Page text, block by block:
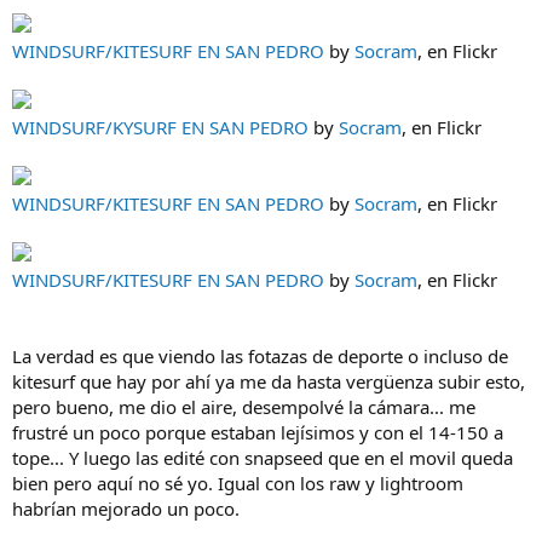
t
e
a
WINDSURF/KITESURF EN SAN PEDRO by Socram, en Flickr
WINDSURF/KYSURF EN SAN PEDRO by Socram, en Flickr
WINDSURF/KITESURF EN SAN PEDRO by Socram, en Flickr
WINDSURF/KITESURF EN SAN PEDRO by Socram, en Flickr
La verdad es que viendo las fotazas de deporte o incluso de
kitesurf que hay por ahí ya me da hasta vergüenza subir esto,
pero bueno, me dio el aire, desempolvé la cámara... me
frustré un poco porque estaban lejísimos y con el 14-150 a
tope... Y luego las edité con snapseed que en el movil queda
bien pero aquí no sé yo. Igual con los raw y lightroom
habrían mejorado un poco.